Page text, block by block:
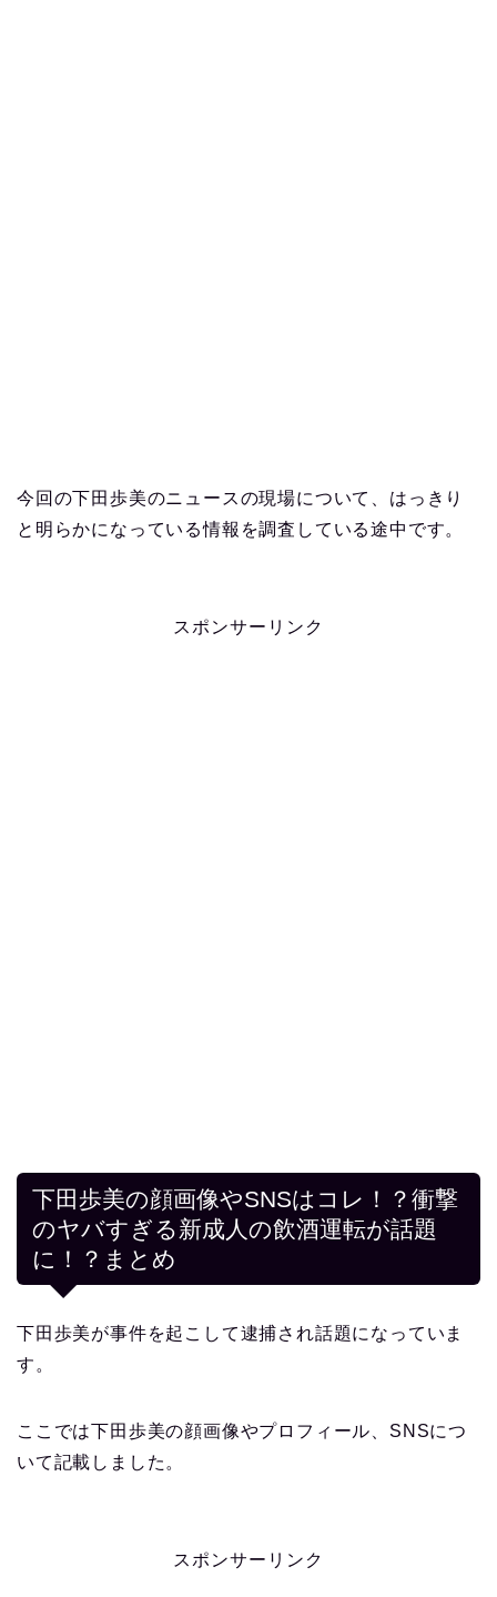
今回の下田歩美のニュースの現場について、はっきり
と明らかになっている情報を調査している途中です。
スポンサーリンク
下田歩美の顔画像やSNSはコレ！？衝撃
のヤバすぎる新成人の飲酒運転が話題
に！？まとめ
下田歩美が事件を起こして逮捕され話題になっていま
す。
ここでは下田歩美の顔画像やプロフィール、SNSにつ
いて記載しました。
スポンサーリンク